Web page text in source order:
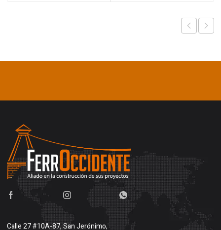
Calle 27 #10A-87, San Jerónimo,